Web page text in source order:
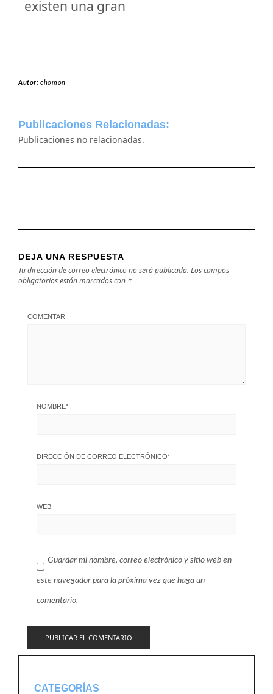
existen una gran
Autor:chomon
Publicaciones Relacionadas:
Publicaciones no relacionadas.
DEJA UNA RESPUESTA
Tu dirección de correo electrónico no será publicada. Los campos
obligatorios están marcados con *
COMENTAR
NOMBRE*
DIRECCIÓN DE CORREO ELECTRÓNICO*
WEB
Guardar mi nombre, correo electrónico y sitio web en
este navegador para la próxima vez que haga un
comentario.
CATEGORÍAS